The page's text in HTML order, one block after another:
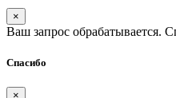
×
Ваш запрос обрабатывается.
Спасибо
×